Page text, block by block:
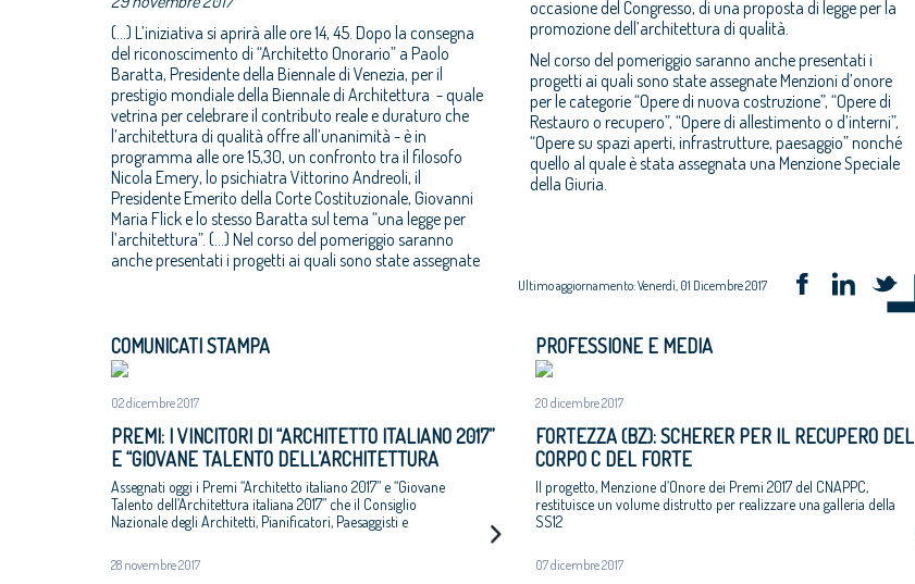
(...) L’iniziativa si aprirà alle ore 14, 45. Dopo la consegna
del riconoscimento di “Architetto Onorario” a Paolo
Baratta, Presidente della Biennale di Venezia, per il
prestigio mondiale della Biennale di Architettura - quale
vetrina per celebrare il contributo reale e duraturo che
l’architettura di qualità offre all’unanimità - è in
programma alle ore 15,30, un confronto tra il filosofo
Nicola Emery, lo psichiatra Vittorino Andreoli, il
Presidente Emerito della Corte Costituzionale, Giovanni
Maria Flick e lo stesso Baratta sul tema “una legge per
l’architettura”. (...) Nel corso del pomeriggio saranno
anche presentati i progetti ai quali sono state assegnate
occasione del Congresso, di una proposta di legge per la
promozione dell’architettura di qualità.
Nel corso del pomeriggio saranno anche presentati i
progetti ai quali sono state assegnate Menzioni d’onore
per le categorie “Opere di nuova costruzione”, “Opere di
Restauro o recupero”, “Opere di allestimento o d’interni”,
“Opere su spazi aperti, infrastrutture, paesaggio” nonché
quello al quale è stata assegnata una Menzione Speciale
della Giuria.
Ultimo aggiornamento: Venerdì, 01 Dicembre 2017
COMUNICATI STAMPA
02 dicembre 2017
PREMI: I VINCITORI DI “ARCHITETTO ITALIANO 2017”
E “GIOVANE TALENTO DELL’ARCHITETTURA
ITALIANA 2017”
Assegnati oggi i Premi “Architetto italiano 2017” e “Giovane
Talento dell’Architettura italiana 2017” che il Consiglio
Nazionale degli Architetti, Pianificatori, Paesaggisti e
con il MAXXI
28 novembre 2017
PROFESSIONE E MEDIA
20 dicembre 2017
FORTEZZA (BZ): SCHERER PER IL RECUPERO DEL
CORPO C DEL FORTE
Il progetto, Menzione d’Onore dei Premi 2017 del CNAPPC,
restituisce un volume distrutto per realizzare una galleria della
SS12
07 dicembre 2017